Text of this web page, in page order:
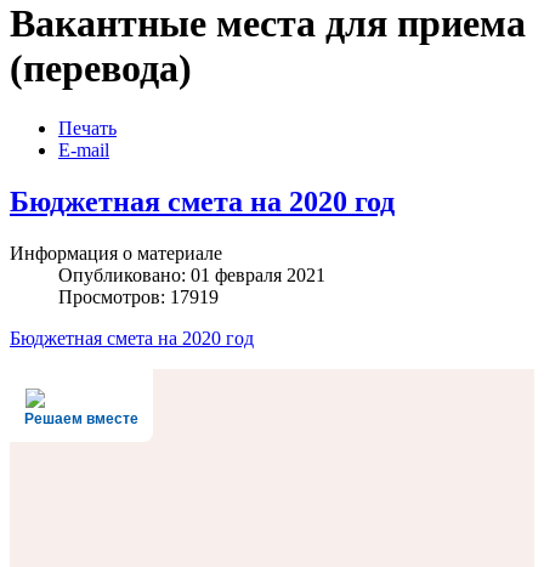
Скачатьбесплатные шаблоны Joomla
Вакантные места для приема
(перевода)
Печать
E-mail
Бюджетная смета на 2020 год
Информация о материале
Опубликовано: 01 февраля 2021
Просмотров: 17919
Бюджетная смета на 2020 год
Решаем вместе